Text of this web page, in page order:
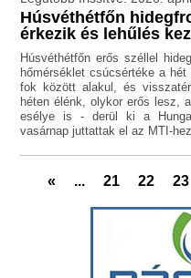
Húsvéthétfőn
érkezik és lehűlés
Húsvéthétfőn erős széllel
hőmérséklet csúcsértéke a
fok között alakul, és
héten élénk, olykor erős lesz,
esélye is - derül ki a
vasárnap juttattak el az MTI-
« ... 21 22 23